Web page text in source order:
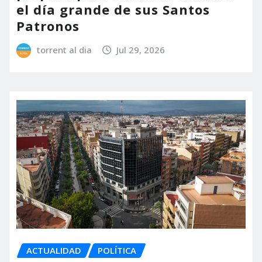
el día grande de sus Santos
Patronos
torrent al dia Jul 29, 2026
ACTUALIDAD POLÍTICA